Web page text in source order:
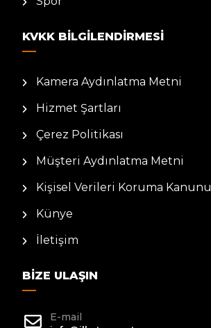
KVKK BILGILENDIRMESI
Kamera Aydınlatma Metni
Hizmet Şartları
Çerez Politikası
Müşteri Aydınlatma Metni
Kişisel Verileri Koruma Kanunu
Künye
İletişim
BIZE ULAŞIN
E-mail